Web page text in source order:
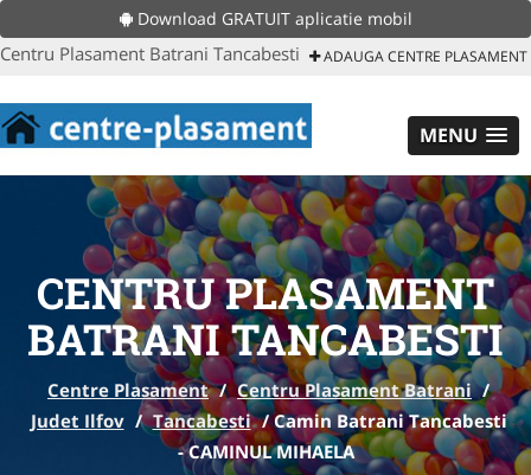
Download GRATUIT aplicatie mobil
Centru Plasament Batrani Tancabesti ADAUGA CENTRE PLASAMENT
MENU
CENTRU PLASAMENT
BATRANI TANCABESTI
Centre Plasament / Centru Plasament Batrani /
Judet Ilfov / Tancabesti /Camin Batrani Tancabesti
- CAMINUL MIHAELA